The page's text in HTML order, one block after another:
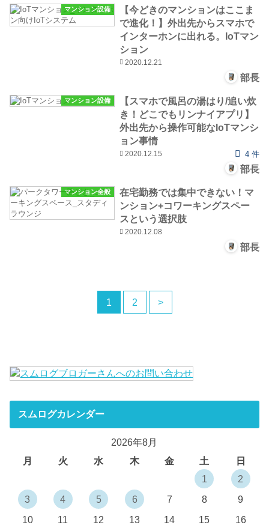
マンション設備
【今どきのマンションはここま
で進化！】外出先からスマホで
インターホンに出れる。IoTマン
ション
2020.12.21
部長
マンション設備
【スマホで風呂の湯はり/追い炊
き！どこでもリンナイアプリ】
外出先から操作可能なIoTマンシ
ョン事情
2020.12.15 4 件
部長
マンション全般
在宅勤務では集中できない！マ
ンション+コワーキングスペー
スという選択肢
2020.12.08
部長
1 2 >
スムログカレンダー
2026年8月
月
火 水 木 金 土
日
1
2
3
4 5 6 7 8
9
10
11 12 13 14 15
16